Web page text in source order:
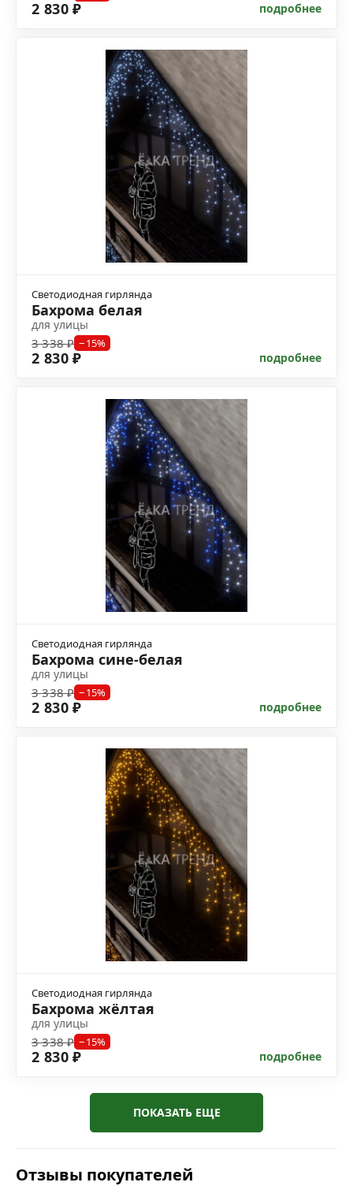
2 830 ₽ подробнее
Светодиодная гирлянда
Бахрома белая
для улицы
3 338 ₽ −15%
2 830 ₽ подробнее
Светодиодная гирлянда
Бахрома сине-белая
для улицы
3 338 ₽ −15%
2 830 ₽ подробнее
Светодиодная гирлянда
Бахрома жёлтая
для улицы
3 338 ₽ −15%
2 830 ₽ подробнее
ПОКАЗАТЬ ЕЩЕ
Отзывы покупателей